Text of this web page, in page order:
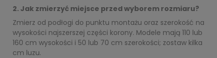
2. Jak zmierzyć miejsce przed wyborem rozmiaru?
Zmierz od podłogi do punktu montażu oraz szerokość na
wysokości najszerszej części korony. Modele mają 110 lub
160 cm wysokości i 50 lub 70 cm szerokości; zostaw kilka
cm luzu.